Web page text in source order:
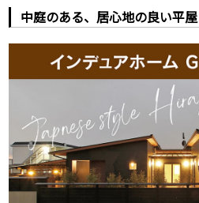
中庭のある、居心地の良い平屋